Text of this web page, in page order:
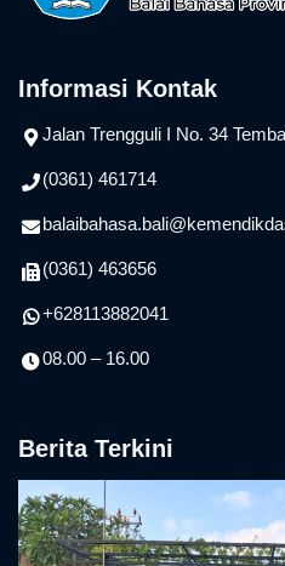
Informasi Kontak
Jalan Trengguli I No. 34
(0361) 461714
(0361) 463656
+628113882041
08.00 – 16.00
Berita Terkini